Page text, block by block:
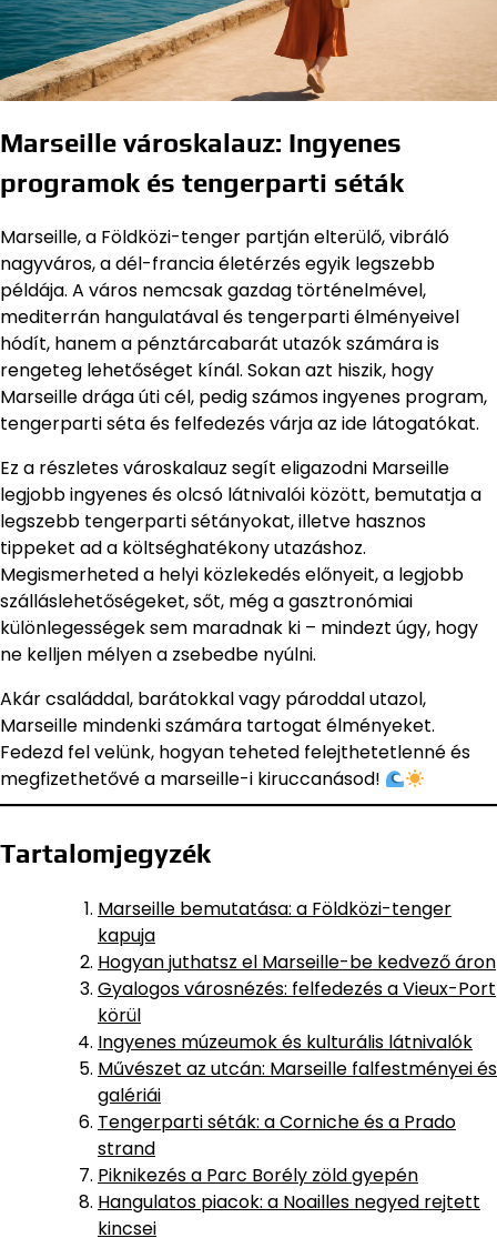
Marseille városkalauz: Ingyenes
programok és tengerparti séták
Marseille, a Földközi-tenger partján elterülő, vibráló
nagyváros, a dél-francia életérzés egyik legszebb
példája. A város nemcsak gazdag történelmével,
mediterrán hangulatával és tengerparti élményeivel
hódít, hanem a pénztárcabarát utazók számára is
rengeteg lehetőséget kínál. Sokan azt hiszik, hogy
Marseille drága úti cél, pedig számos ingyenes program,
tengerparti séta és felfedezés várja az ide látogatókat.
Ez a részletes városkalauz segít eligazodni Marseille
legjobb ingyenes és olcsó látnivalói között, bemutatja a
legszebb tengerparti sétányokat, illetve hasznos
tippeket ad a költséghatékony utazáshoz.
Megismerheted a helyi közlekedés előnyeit, a legjobb
szálláslehetőségeket, sőt, még a gasztronómiai
különlegességek sem maradnak ki – mindezt úgy, hogy
ne kelljen mélyen a zsebedbe nyúlni.
Akár családdal, barátokkal vagy pároddal utazol,
Marseille mindenki számára tartogat élményeket.
Fedezd fel velünk, hogyan teheted felejthetetlenné és
megfizethetővé a marseille-i kiruccanásod!
Tartalomjegyzék
Marseille bemutatása: a Földközi-tenger
kapuja
Hogyan juthatsz el Marseille-be kedvező áron
Gyalogos városnézés: felfedezés a Vieux-Port
körül
Ingyenes múzeumok és kulturális látnivalók
Művészet az utcán: Marseille falfestményei és
galériái
Tengerparti séták: a Corniche és a Prado
strand
Piknikezés a Parc Borély zöld gyepén
Hangulatos piacok: a Noailles negyed rejtett
kincsei